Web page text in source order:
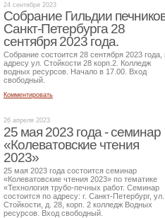
24 сентября 2023
Собрание Гильдии
Санкт-Петербурга 28
сентября 2023 года.
Собрание состоится 28 сентября 2023 года,
адресу ул. Стойкости 28 корп.2. Колледж
водных ресурсов. Начало в 17.00. Вход
свободный.
Комментировать
26 апреля 2023
25 мая 2023 года - семинар
«Колеватовские чтения
2023»
25 мая 2023 года состоится семинар
«Колеватовские чтения 2023» по тематике
«Технология трубо-печных работ. Семинар
состоится по адресу: г. Санкт-Петербург, ул.
Стойкости, д. 28, корп. 2 колледж Водных
ресурсов. Вход свободный.